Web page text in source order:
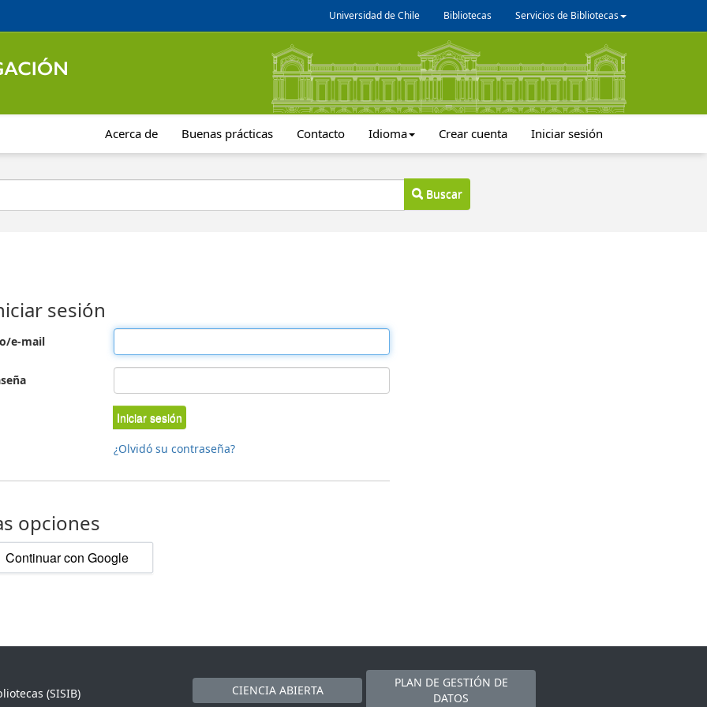
Universidad de Chile Bibliotecas Servicios de Bibliotecas
Acerca de Buenas prácticas Contacto Idioma Crear cuenta Iniciar sesión
Buscar
sesión
e-mail
Iniciar sesión
¿Olvidó su contraseña?
opciones
Continuar con Google
(SISIB)
CIENCIA ABIERTA
PLAN DE GESTIÓN DE
DATOS